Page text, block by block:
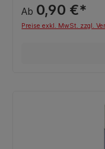
Ab 0,90 €*
Preise exkl. MwSt. zzgl.